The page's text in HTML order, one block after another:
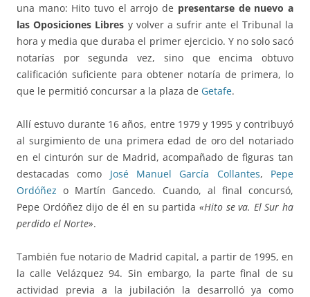
una mano: Hito tuvo el arrojo de presentarse de nuevo a
las Oposiciones Libres y volver a sufrir ante el Tribunal la
hora y media que duraba el primer ejercicio. Y no solo sacó
notarías por segunda vez, sino que encima obtuvo
calificación suficiente para obtener notaría de primera, lo
que le permitió concursar a la plaza de Getafe.
Allí estuvo durante 16 años, entre 1979 y 1995 y contribuyó
al surgimiento de una primera edad de oro del notariado
en el cinturón sur de Madrid, acompañado de figuras tan
destacadas como
José Manuel García Collantes, Pepe
Ordóñez o Martín Gancedo. Cuando, al final concursó,
Pepe Ordóñez dijo de él en su partida «Hito se va. El Sur ha
perdido el Norte».
También fue notario de Madrid capital, a partir de 1995, en
la calle Velázquez 94. Sin embargo, la parte final de su
actividad previa a la jubilación la desarrolló ya como